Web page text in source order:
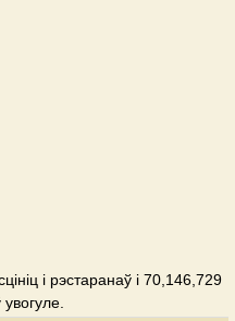
і рэстаранаў і 70,146,729